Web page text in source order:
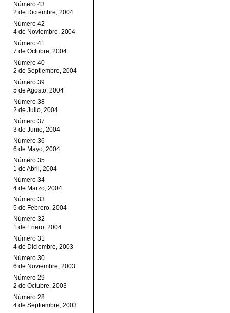
Número 43
2 de Diciembre, 2004
Número 42
4 de Noviembre, 2004
Número 41
7 de Octubre, 2004
Número 40
2 de Septiembre, 2004
Número 39
5 de Agosto, 2004
Número 38
2 de Julio, 2004
Número 37
3 de Junio, 2004
Número 36
6 de Mayo, 2004
Número 35
1 de Abril, 2004
Número 34
4 de Marzo, 2004
Número 33
5 de Febrero, 2004
Número 32
1 de Enero, 2004
Número 31
4 de Diciembre, 2003
Número 30
6 de Noviembre, 2003
Número 29
2 de Octubre, 2003
Número 28
4 de Septiembre, 2003